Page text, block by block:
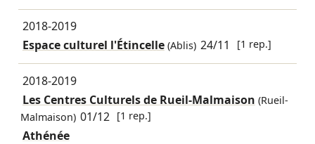
2018-2019
Espace culturel l'Étincelle(Ablis) 24/11 [1 rep.]
2018-2019
Les Centres Culturels de Rueil-Malmaison (Rueil-
Malmaison) 01/12 [1 rep.]
Athénée